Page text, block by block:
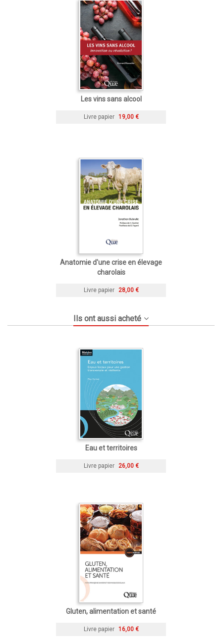
Les vins sans alcool
Livre papier 19,00 €
Anatomie d'une crise en élevage
charolais
Livre papier 28,00 €
Ils ont aussi acheté
Eau et territoires
Livre papier 26,00 €
Gluten, alimentation et santé
Livre papier 16,00 €